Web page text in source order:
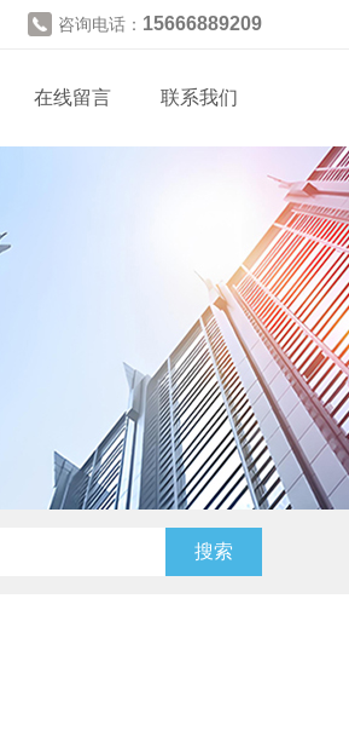
咨询电话： 15666889209
在线留言 联系我们